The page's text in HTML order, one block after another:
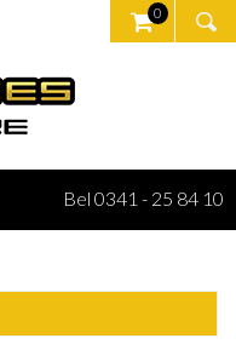
0
Bel 0341 - 25 84 10